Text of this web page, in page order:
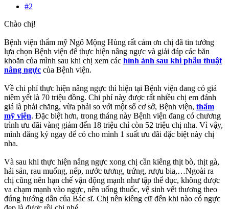
#2
Chào chị!
Bệnh viện thẩm mỹ Ngô Mộng Hùng rất cảm ơn chị đã tin tưởng
lựa chọn Bệnh viện để thực hiện nâng ngực và giải đáp các băn
khoăn của mình sau khi chị xem các hình ảnh sau khi phẫu thuật
nâng ngực của Bệnh viện.
Về chi phí thực hiện nâng ngực thì hiện tại Bệnh viện đang có giá
niêm yết là 70 triệu đồng. Chi phí này được rất nhiều chị em đánh
giá là phải chăng, vừa phải so với một số cơ sở, Bệnh viện, thẩm
mỹ viện. Đặc biệt hơn, trong tháng này Bệnh viện đang có chương
trình ưu đãi vàng giảm đến 18 triệu chỉ còn 52 triệu chị nha. Vì vậy,
mình đăng ký ngay để có cho mình 1 suất ưu đãi đặc biệt này chị
nha.
Và sau khi thực hiện nâng ngực xong chị cần kiêng thịt bò, thịt gà,
hải sản, rau muống, nếp, nước tương, trứng, rượu bia,…Ngoài ra
chị cũng nên hạn chế vận động mạnh như tập thể dục, không được
va chạm mạnh vào ngực, nên uống thuốc, vệ sinh vết thương theo
đúng hướng dẫn của Bác sĩ. Chị nên kiêng cữ đến khi nào có ngực